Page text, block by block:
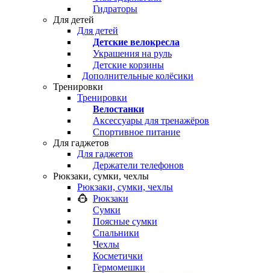
Гидраторы
Для детей
Для детей
Детские велокресла
Украшения на руль
Детские корзины
Дополнительные колёсики
Тренировки
Тренировки
Велостанки
Аксессуары для тренажёров
Спортивное питание
Для гаджетов
Для гаджетов
Держатели телефонов
Рюкзаки, сумки, чехлы
Рюкзаки, сумки, чехлы
Рюкзаки
Сумки
Поясные сумки
Спальники
Чехлы
Косметички
Гермомешки